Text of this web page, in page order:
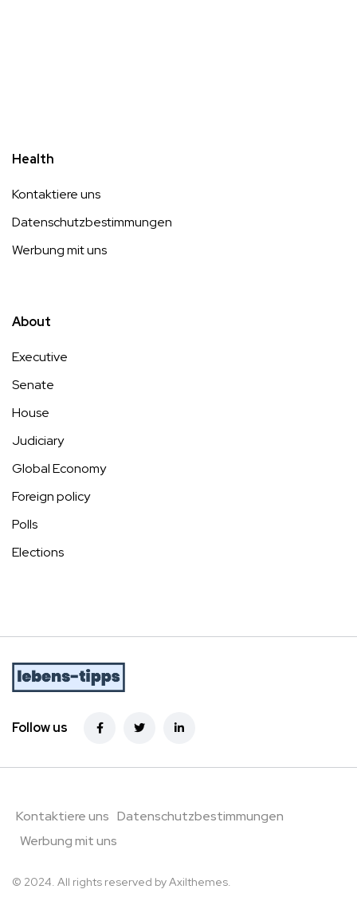
Health
Kontaktiere uns
Datenschutzbestimmungen
Werbung mit uns
About
Executive
Senate
House
Judiciary
Global Economy
Foreign policy
Polls
Elections
Follow us
Kontaktiere uns Datenschutzbestimmungen
Werbung mit uns
© 2024. All rights reserved byAxilthemes.